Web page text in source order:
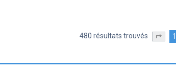
480 résultats trouvés Page1